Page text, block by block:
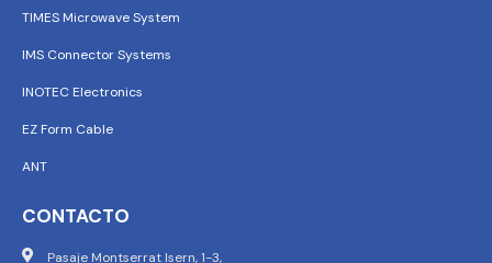
TIMES Microwave System
IMS Connector Systems
INOTEC Electronics
EZ Form Cable
ANT
CONTACTO
Pasaje Montserrat Isern, 1-3,